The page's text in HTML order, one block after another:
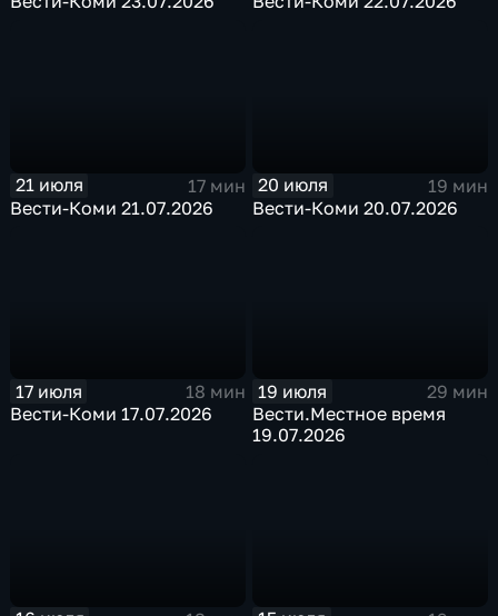
21 июля
17 мин
Вести-Коми 21.07.2026
20 июля
19 мин
Вести-Коми 20.07.2026
17 июля
18 мин
Вести-Коми 17.07.2026
19 июля
29 мин
Вести.Местное время
19.07.2026